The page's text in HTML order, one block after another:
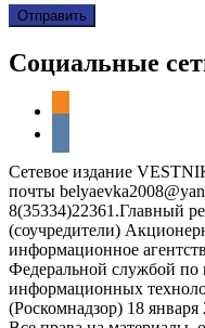
Социальные
Сетевое издание
почты
8(35334)22361.Главный
(соучредители)
информационное
Федеральной службой по
информационных
(Роскомнадзор) 18